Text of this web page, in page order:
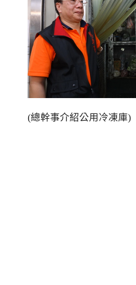
(總幹事介紹公用冷凍庫)